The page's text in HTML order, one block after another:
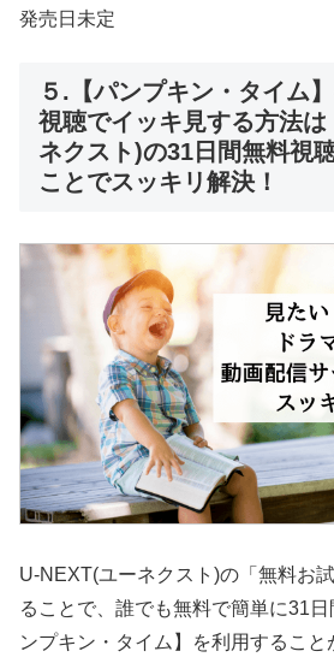
発売日未定
５.【パンプキン・タイム
視聴でイッキ見する方法は
ネクスト)の31日間無料視
ことでスッキリ解決！
U-NEXT(ユーネクスト)の「無料お
ることで、誰でも無料で簡単に31
ンプキン・タイム】を利用すること